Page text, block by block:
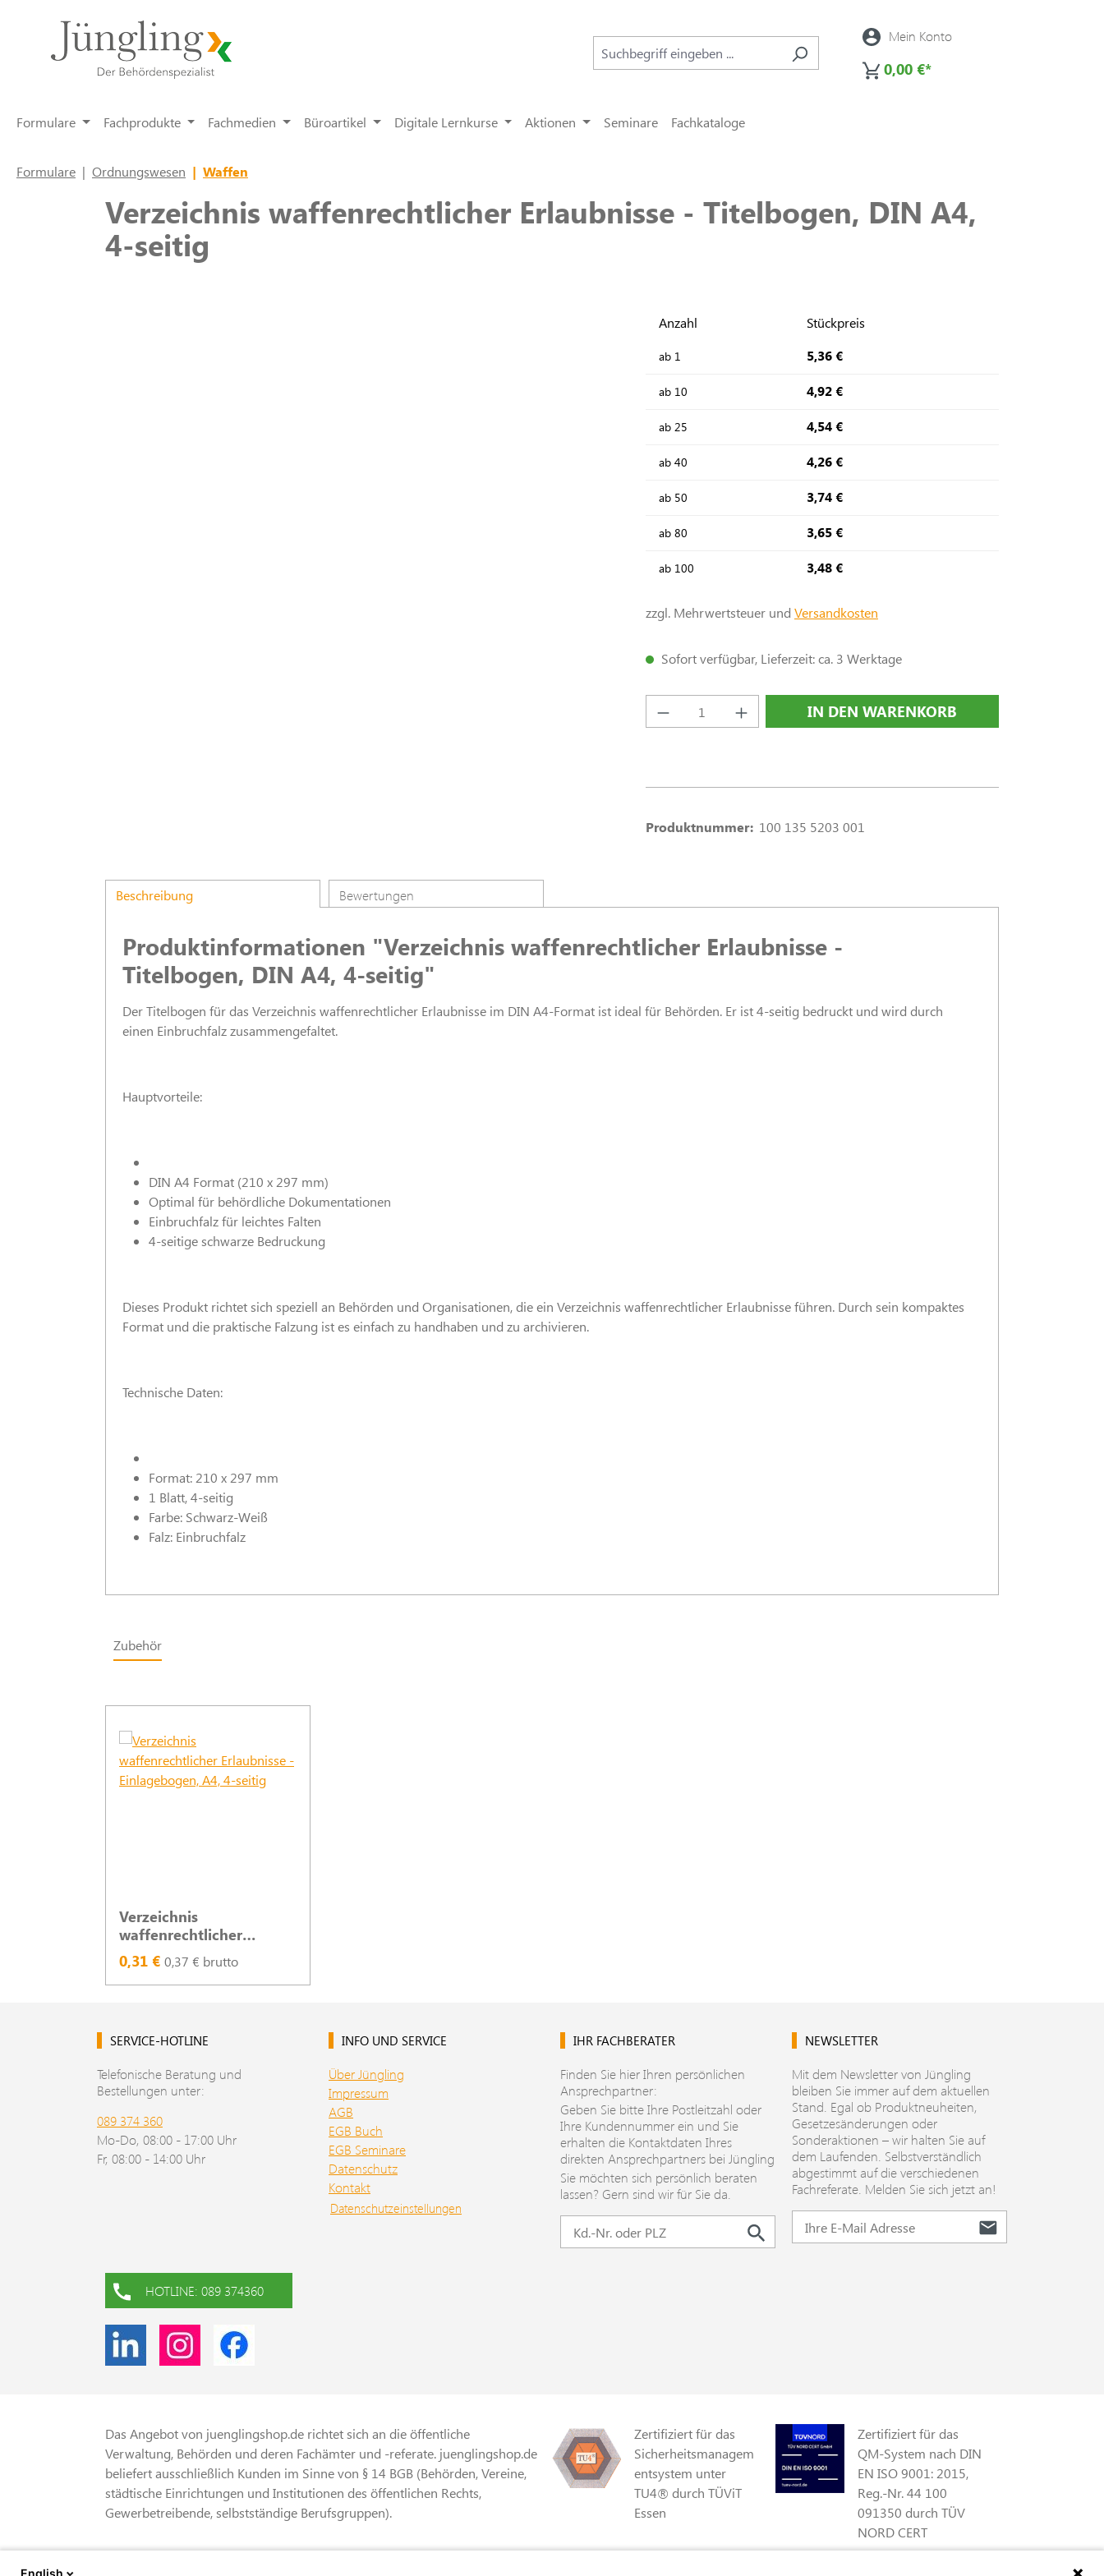
Zur Hauptnavigation springen
Mein Konto
0,00 €*
Formulare Fachprodukte Fachmedien Büroartikel Digitale Lernkurse Aktionen Seminare Fachkataloge
Formulare | Ordnungswesen | Waffen
Verzeichnis waffenrechtlicher Erlaubnisse - Titelbogen, DIN A4,
4-seitig
Anzahl Stückpreis
ab 1 5,36 €
ab 10 4,92 €
ab 25 4,54 €
ab 40 4,26 €
ab 50 3,74 €
ab 80 3,65 €
ab 100 3,48 €
zzgl. Mehrwertsteuer und Versandkosten
Sofort verfügbar, Lieferzeit: ca. 3 Werktage
Produkt Anzahl: Gib den gewünschten Wert ein
IN DEN WARENKORB
Produktnummer: 100 135 5203 001
Beschreibung Bewertungen
Produktinformationen "Verzeichnis waffenrechtlicher Erlaubnisse -
Titelbogen, DIN A4, 4-seitig"
Der Titelbogen für das Verzeichnis waffenrechtlicher Erlaubnisse im DIN A4-Format ist ideal für Behörden. Er ist 4-seitig bedruckt und wird durch
einen Einbruchfalz zusammengefaltet.
Hauptvorteile:
DIN A4 Format (210 x 297 mm)
Optimal für behördliche Dokumentationen
Einbruchfalz für leichtes Falten
4-seitige schwarze Bedruckung
Dieses Produkt richtet sich speziell an Behörden und Organisationen, die ein Verzeichnis waffenrechtlicher Erlaubnisse führen. Durch sein kompaktes
Format und die praktische Falzung ist es einfach zu handhaben und zu archivieren.
Technische Daten:
Format: 210 x 297 mm
1 Blatt, 4-seitig
Farbe: Schwarz-Weiß
Falz: Einbruchfalz
Zubehör
Verzeichnis
waffenrechtlicher
Erlaubnisse -
Einlagebogen, A4, 4-
seitig
0,31 € 0,37 € brutto
SERVICE-HOTLINE
Telefonische Beratung und
Bestellungen unter:
089 374 360
Mo-Do, 08:00 - 17:00 Uhr
Fr, 08:00 - 14:00 Uhr
INFO UND SERVICE
Über Jüngling
Impressum
AGB
EGB Buch
EGB Seminare
Datenschutz
Kontakt
Datenschutzeinstellungen
IHR FACHBERATER
Finden Sie hier Ihren persönlichen
Ansprechpartner:
Geben Sie bitte Ihre Postleitzahl oder
Ihre Kundennummer ein und Sie
erhalten die Kontaktdaten Ihres
direkten Ansprechpartners bei Jüngling
Sie möchten sich persönlich beraten
lassen? Gern sind wir für Sie da.
NEWSLETTER
Mit dem Newsletter von Jüngling
bleiben Sie immer auf dem aktuellen
Stand. Egal ob Produktneuheiten,
Gesetzesänderungen oder
Sonderaktionen – wir halten Sie auf
dem Laufenden. Selbstverständlich
abgestimmt auf die verschiedenen
Fachreferate. Melden Sie sich jetzt an!
HOTLINE: 089 374360
Das Angebot von juenglingshop.de richtet sich an die öffentliche
Verwaltung, Behörden und deren Fachämter und -referate. juenglingshop.de
beliefert ausschließlich Kunden im Sinne von § 14 BGB (Behörden, Vereine,
städtische Einrichtungen und Institutionen des öffentlichen Rechts,
Gewerbetreibende, selbstständige Berufsgruppen).
Zertifiziert für das
Sicherheitsmanagem
entsystem unter
TU4® durch TÜViT
Essen
Zertifiziert für das
QM-System nach DIN
EN ISO 9001: 2015,
Reg.-Nr. 44 100
091350 durch TÜV
NORD CERT
English